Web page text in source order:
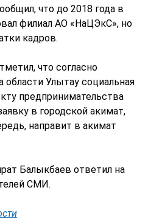
что до 2018 года в
филиал АО «НаЦЭкС», но
кадров.
что согласно
Улытау социальная
предпринимательства
в городской акимат,
направит в акимат
Балыкбаев ответил на
СМИ.